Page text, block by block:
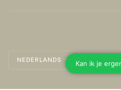
Taal
NEDERLANDS